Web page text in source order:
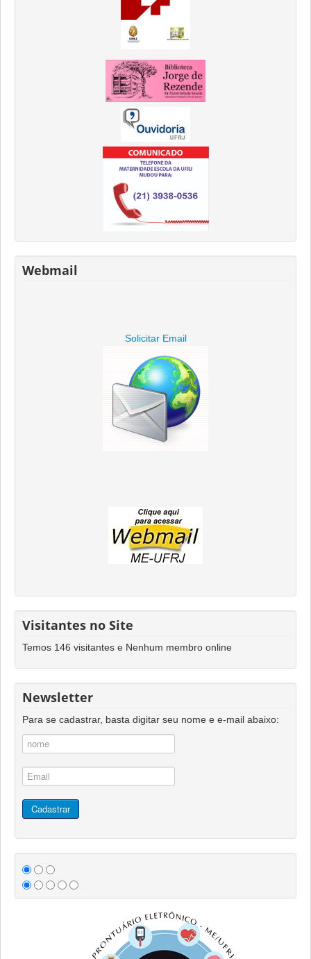
Webmail
Solicitar Email
Visitantes no Site
Temos 146 visitantes e Nenhum membro online
Newsletter
Para se cadastrar, basta digitar seu nome e e-mail abaixo: